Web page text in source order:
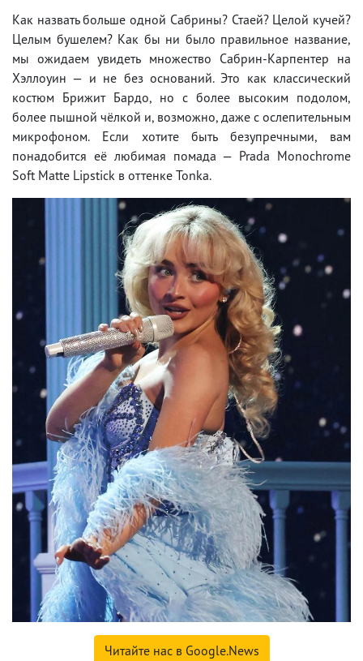
Как назвать больше одной Сабрины? Стаей? Целой кучей?
Целым бушелем? Как бы ни было правильное название,
мы ожидаем увидеть множество Сабрин-Карпентер на
Хэллоуин — и не без оснований. Это как классический
костюм Брижит Бардо, но с более высоким подолом,
более пышной чёлкой и, возможно, даже с ослепительным
микрофоном. Если хотите быть безупречными, вам
понадобится её любимая помада — Prada Monochrome
Soft Matte Lipstick в оттенке Tonka.
Читайте нас в Google.News